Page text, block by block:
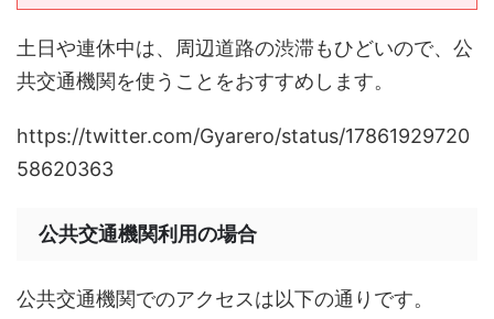
土日や連休中は、周辺道路の渋滞もひどいので、公
共交通機関を使うことをおすすめします。
https://twitter.com/Gyarero/status/17861929720
58620363
公共交通機関利用の場合
公共交通機関でのアクセスは以下の通りです。